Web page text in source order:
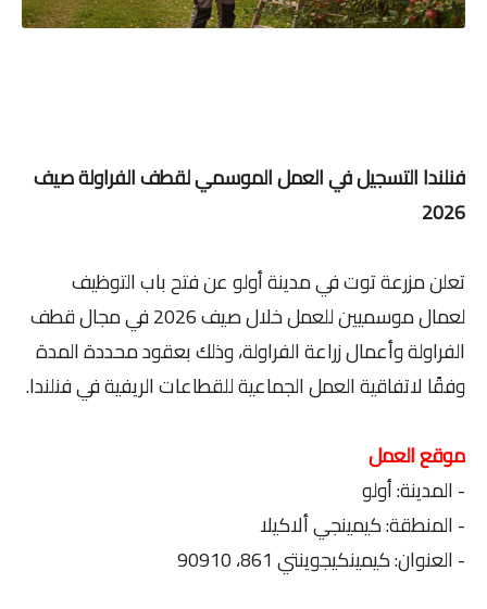
فنلندا التسجيل في العمل الموسمي لقطف الفراولة صيف
2026
تعلن مزرعة توت في مدينة أولو عن فتح باب التوظيف
لعمال موسميين للعمل خلال صيف 2026 في مجال قطف
الفراولة وأعمال زراعة الفراولة، وذلك بعقود محددة المدة
وفقًا لاتفاقية العمل الجماعية للقطاعات الريفية في فنلندا.
موقع العمل
- المدينة: أولو
- المنطقة: كيمينجي ألاكيلا
- العنوان: كيمينكيجوينتي 861، 90910